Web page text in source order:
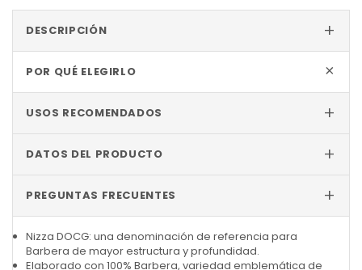
DESCRIPCIÓN +
POR QUÉ ELEGIRLO +
Nizza DOCG: una denominación de referencia para
Barbera de mayor estructura y profundidad.
Elaborado con 100% Barbera, variedad emblemática de
USOS RECOMENDADOS +
DATOS DEL PRODUCTO +
PREGUNTAS FRECUENTES +